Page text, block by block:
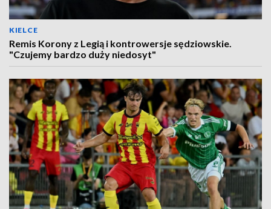
KIELCE
Remis Korony z Legią i kontrowersje sędziowskie.
"Czujemy bardzo duży niedosyt"